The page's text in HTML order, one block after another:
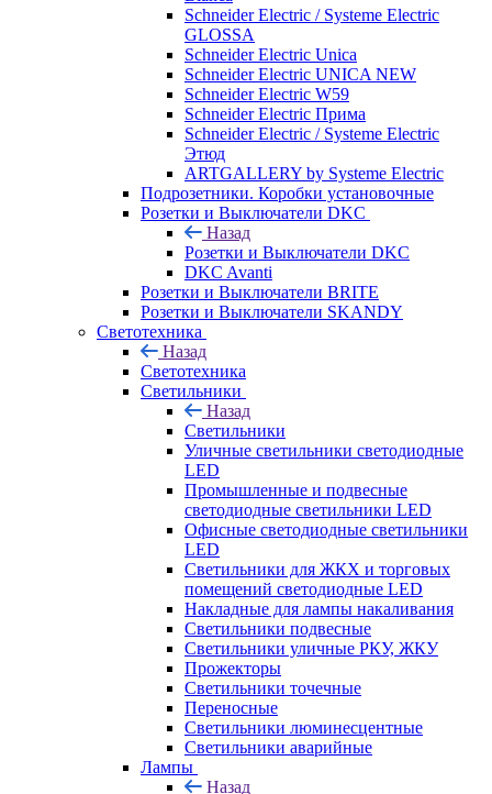
Schneider Electric / Systeme Electric
GLOSSA
Schneider Electric Unica
Schneider Electric UNICA NEW
Schneider Electric W59
Schneider Electric Прима
Schneider Electric / Systeme Electric
Этюд
ARTGALLERY by Systeme Electric
Подрозетники. Коробки установочные
Розетки и Выключатели DKC
Назад
Розетки и Выключатели DKC
DKC Avanti
Розетки и Выключатели BRITE
Розетки и Выключатели SKANDY
Светотехника
Назад
Светотехника
Светильники
Назад
Светильники
Уличные светильники светодиодные
LED
Промышленные и подвесные
светодиодные светильники LED
Офисные светодиодные светильники
LED
Светильники для ЖКХ и торговых
помещений светодиодные LED
Накладные для лампы накаливания
Светильники подвесные
Светильники уличные РКУ, ЖКУ
Прожекторы
Cветильники точечные
Переносные
Светильники люминесцентные
Светильники аварийные
Лампы
Назад